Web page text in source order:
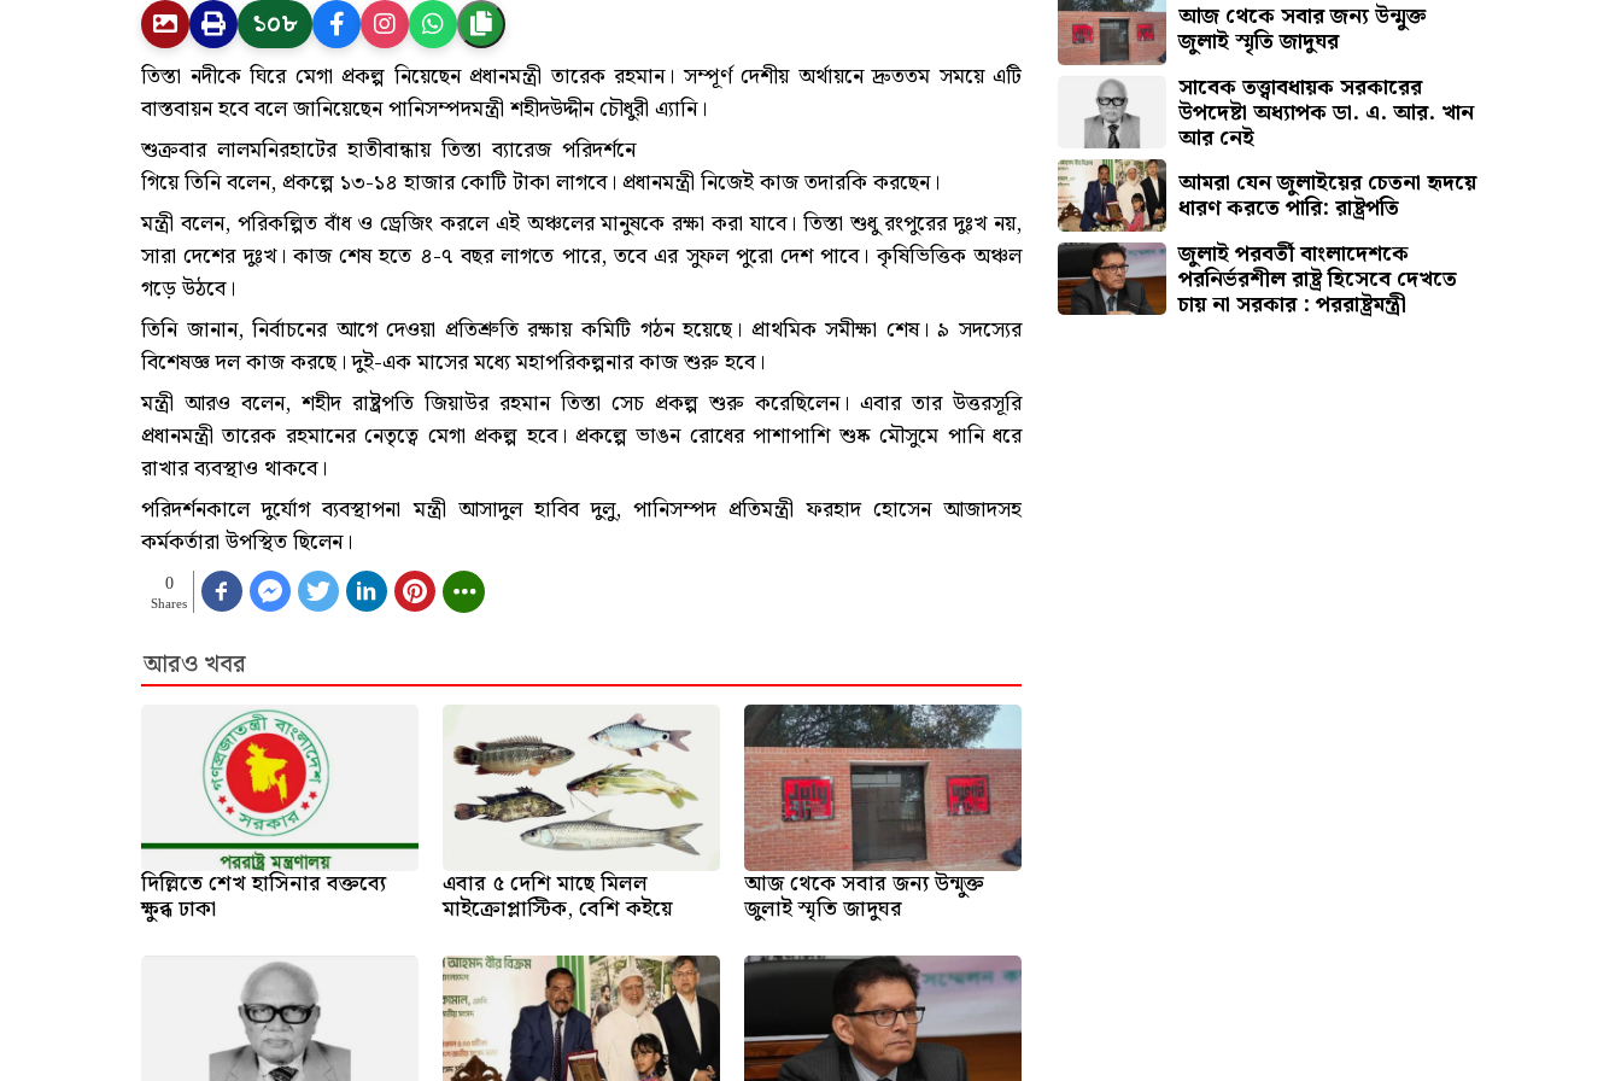
১০৮
তিস্তা নদীকে ঘিরে মেগা প্রকল্প নিয়েছেন প্রধানমন্ত্রী তারেক রহমান। সম্পূর্ণ দেশীয় অর্থায়নে দ্রুততম সময়ে এটি
বাস্তবায়ন হবে বলে জানিয়েছেন পানিসম্পদমন্ত্রী শহীদউদ্দীন চৌধুরী এ্যানি।
শুক্রবার লালমনিরহাটের হাতীবান্ধায় তিস্তা ব্যারেজ পরিদর্শনে
গিয়ে তিনি বলেন, প্রকল্পে ১৩-১৪ হাজার কোটি টাকা লাগবে। প্রধানমন্ত্রী নিজেই কাজ তদারকি করছেন।
মন্ত্রী বলেন, পরিকল্পিত বাঁধ ও ড্রেজিং করলে এই অঞ্চলের মানুষকে রক্ষা করা যাবে। তিস্তা শুধু রংপুরের দুঃখ নয়,
সারা দেশের দুঃখ। কাজ শেষ হতে ৪-৭ বছর লাগতে পারে, তবে এর সুফল পুরো দেশ পাবে। কৃষিভিত্তিক অঞ্চল
গড়ে উঠবে।
তিনি জানান, নির্বাচনের আগে দেওয়া প্রতিশ্রুতি রক্ষায় কমিটি গঠন হয়েছে। প্রাথমিক সমীক্ষা শেষ। ৯ সদস্যের
বিশেষজ্ঞ দল কাজ করছে। দুই-এক মাসের মধ্যে মহাপরিকল্পনার কাজ শুরু হবে।
মন্ত্রী আরও বলেন, শহীদ রাষ্ট্রপতি জিয়াউর রহমান তিস্তা সেচ প্রকল্প শুরু করেছিলেন। এবার তার উত্তরসূরি
প্রধানমন্ত্রী তারেক রহমানের নেতৃত্বে মেগা প্রকল্প হবে। প্রকল্পে ভাঙন রোধের পাশাপাশি শুষ্ক মৌসুমে পানি ধরে
রাখার ব্যবস্থাও থাকবে।
পরিদর্শনকালে দুর্যোগ ব্যবস্থাপনা মন্ত্রী আসাদুল হাবিব দুলু, পানিসম্পদ প্রতিমন্ত্রী ফরহাদ হোসেন আজাদসহ
কর্মকর্তারা উপস্থিত ছিলেন।
0
Shares
আরও খবর
দিল্লিতে শেখ হাসিনার বক্তব্যে
ক্ষুব্ধ ঢাকা
এবার ৫ দেশি মাছে মিলল
মাইক্রোপ্লাস্টিক, বেশি কইয়ে
আজ থেকে সবার জন্য উন্মুক্ত
জুলাই স্মৃতি জাদুঘর
আজ থেকে সবার জন্য উন্মুক্ত
জুলাই স্মৃতি জাদুঘর
সাবেক তত্ত্বাবধায়ক সরকারের
উপদেষ্টা অধ্যাপক ডা. এ. আর. খান
আর নেই
আমরা যেন জুলাইয়ের চেতনা হৃদয়ে
ধারণ করতে পারি: রাষ্ট্রপতি
জুলাই পরবর্তী বাংলাদেশকে
পরনির্ভরশীল রাষ্ট্র হিসেবে দেখতে
চায় না সরকার : পররাষ্ট্রমন্ত্রী